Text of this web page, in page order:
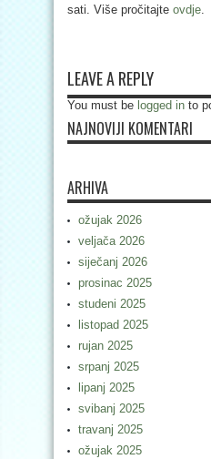
sati. Više pročitajte ovdje.
LEAVE A REPLY
You must be logged in to
NAJNOVIJI KOMENTARI
ARHIVA
ožujak 2026
veljača 2026
siječanj 2026
prosinac 2025
studeni 2025
listopad 2025
rujan 2025
srpanj 2025
lipanj 2025
svibanj 2025
travanj 2025
ožujak 2025